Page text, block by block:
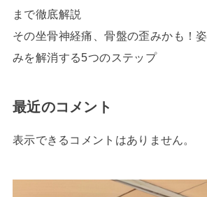
まで徹底解説
その坐骨神経痛、骨盤の歪みかも！
みを解消する5つのステップ
最近のコメント
表示できるコメントはありません。